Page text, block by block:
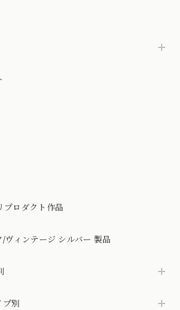
プロダクト作品
/ヴィンテージ シルバー 製品
プ別